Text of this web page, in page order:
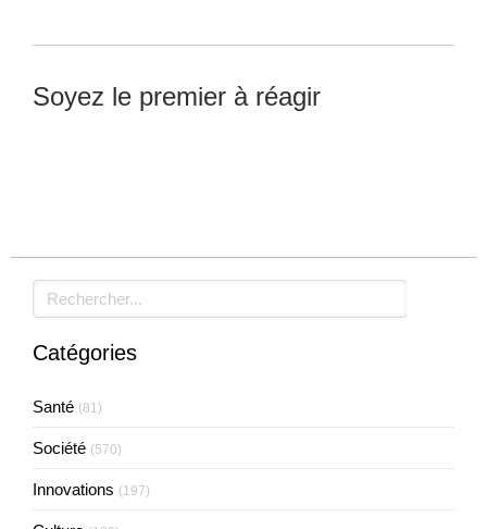
Soyez le premier à réagir
Rechercher
Catégories
Santé (81)
Société (570)
Innovations (197)